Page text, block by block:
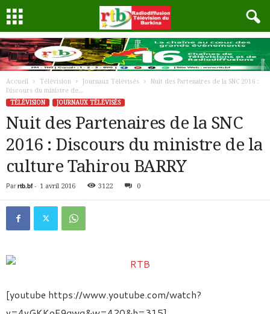
Accueil Télévision Journaux Télévisés
Nuit des Partenaires de la SNC 2016 :
Discours du ministre de...
TÉLÉVISION
JOURNAUX TÉLÉVISÉS
Nuit des Partenaires de la SNC
2016 : Discours du ministre de la
culture Tahirou BARRY
Par rtb.bf- 1 avril 2016 3122 0
[youtube https://www.youtube.com/watch?